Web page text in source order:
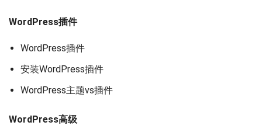
WordPress插件
WordPress插件
安装WordPress插件
WordPress主题vs插件
WordPress高级